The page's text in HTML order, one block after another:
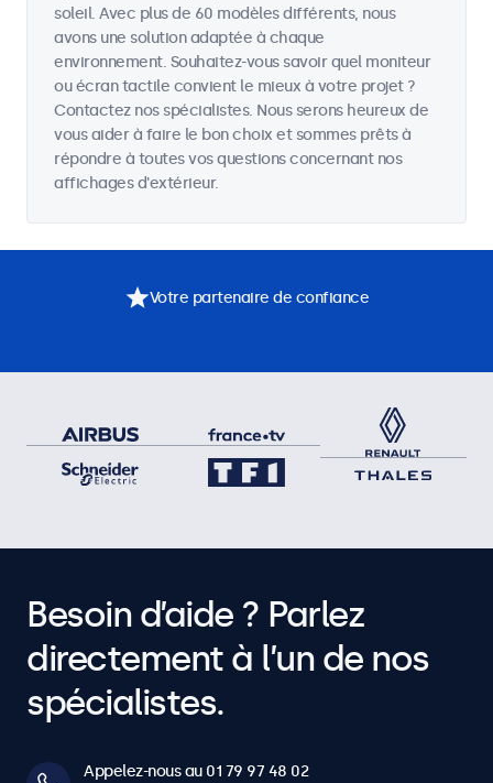
soleil. Avec plus de 60 modèles différents, nous
avons une solution adaptée à chaque
environnement. Souhaitez-vous savoir quel moniteur
ou écran tactile convient le mieux à votre projet ?
Contactez nos spécialistes. Nous serons heureux de
vous aider à faire le bon choix et sommes prêts à
répondre à toutes vos questions concernant nos
affichages d'extérieur.
Votre partenaire de confiance
Besoin d’aide ? Parlez
directement à l’un de nos
spécialistes.
Appelez-nous au 01 79 97 48 02